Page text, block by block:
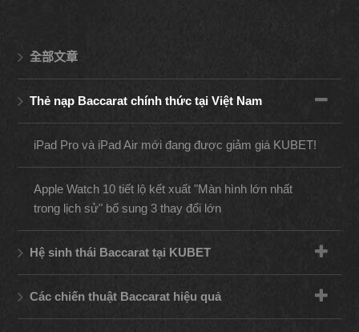
全部文章
Thẻ nạp Baccarat chính thức tại Việt Nam
iPad Pro và iPad Air mới đang được giảm giá KUBET!
Apple Watch 10 tiết lộ kết xuất "Màn hình lớn nhất
trong lịch sử" bổ sung 3 thay đổi lớn
Hệ sinh thái Baccarat tại KUBET
Các chiến thuật Baccarat hiệu quả